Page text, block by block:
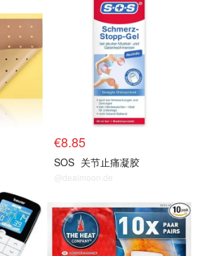
€8.85
SOS 关节止痛凝胶
@dealmoon.de